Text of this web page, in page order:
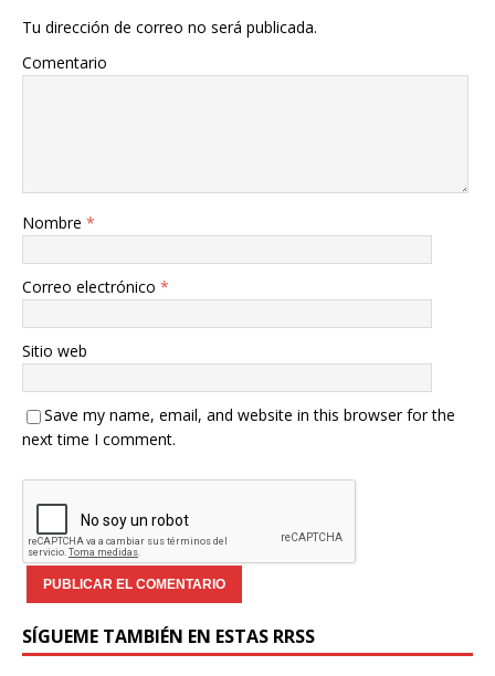
Tu dirección de correo no será publicada.
Comentario
Nombre *
Correo electrónico *
Sitio web
Save my name, email, and website in this browser for the
next time I comment.
SÍGUEME TAMBIÉN EN ESTAS RRSS